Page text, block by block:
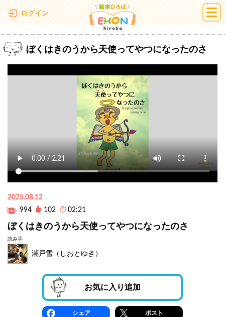
ログイン 絵本ひろば
ぼくはきのうから天使ってやつになったのさ
2025.08.12
994
102 02:21
ぼくはきのうから天使ってやつになったのさ
読み手
潮戸雪（しおとゆき）
お気に入り追加
シェア ポスト